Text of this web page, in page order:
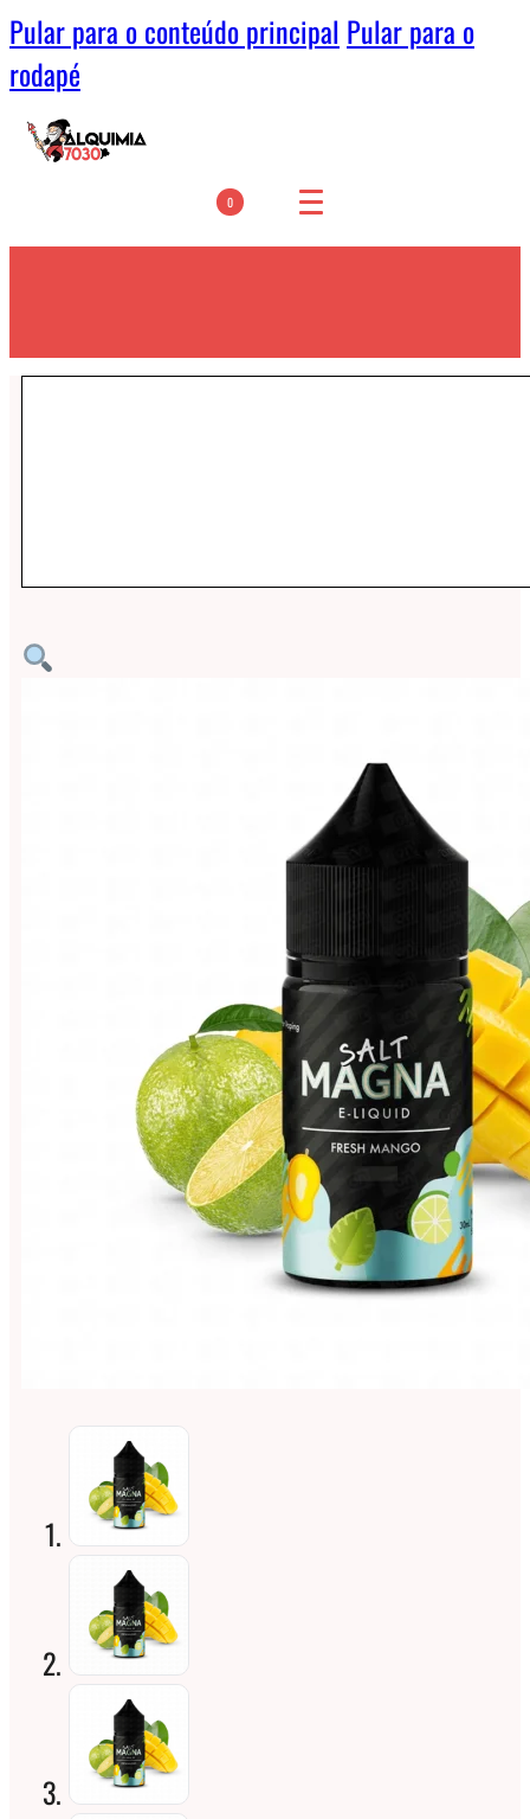
Pular para o conteúdo principal Pular para o
rodapé
0